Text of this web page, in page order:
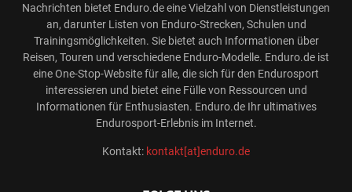
Nachrichten bietet Enduro.de eine Vielzahl von Dienstleistungen
an, darunter Listen von Enduro-Strecken, Schulen und
Trainingsmöglichkeiten. Sie bietet auch Informationen über
Reisen, Touren und verschiedene Enduro-Modelle. Enduro.de ist
eine One-Stop-Website für alle, die sich für den Endurosport
interessieren und bietet eine Fülle von Ressourcen und
Informationen für Enthusiasten. Enduro.de Ihr ultimatives
Endurosport-Erlebnis im Internet.
Kontakt: kontakt[at]enduro.de